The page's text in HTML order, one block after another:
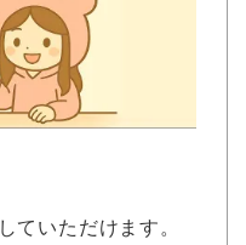
ていただけます。